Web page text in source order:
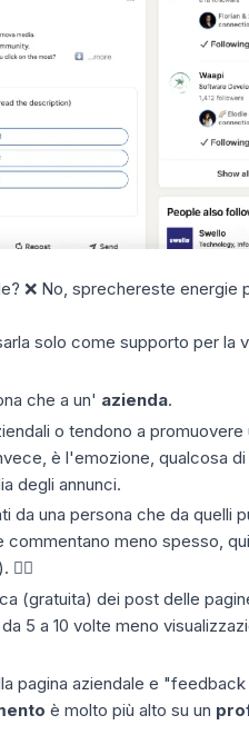
❌ No, sprechereste energie
solo come supporto per la
che a un' azienda.
o tendono a promuovere
è l'emozione, qualcosa di
degli annunci.
da una persona che da quelli
meno spesso,
(gratuita) dei post delle
5 a 10 volte meno
pagina aziendale e "feedback
è molto più alto su un